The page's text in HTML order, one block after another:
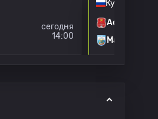
сегодня
14:00
Кубок
Астрахань
Машук